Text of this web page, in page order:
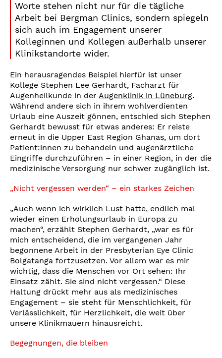
Worte stehen nicht nur für die tägliche
Arbeit bei Bergman Clinics, sondern spiegeln
sich auch im Engagement unserer
Kolleginnen und Kollegen außerhalb unserer
Klinikstandorte wider.
Ein herausragendes Beispiel hierfür ist unser
Kollege Stephen Lee Gerhardt, Facharzt für
Augenheilkunde in der Augenklinik in Lüneburg.
Während andere sich in ihrem wohlverdienten
Urlaub eine Auszeit gönnen, entschied sich Stephen
Gerhardt bewusst für etwas anderes: Er reiste
erneut in die Upper East Region Ghanas, um dort
Patient:innen zu behandeln und augenärztliche
Eingriffe durchzuführen – in einer Region, in der die
medizinische Versorgung nur schwer zugänglich ist.
„Nicht vergessen werden“ – ein starkes Zeichen
„Auch wenn ich wirklich Lust hatte, endlich mal
wieder einen Erholungsurlaub in Europa zu
machen“, erzählt Stephen Gerhardt, „war es für
mich entscheidend, die im vergangenen Jahr
begonnene Arbeit in der Presbyterian Eye Clinic
Bolgatanga fortzusetzen. Vor allem war es mir
wichtig, dass die Menschen vor Ort sehen: Ihr
Einsatz zählt. Sie sind nicht vergessen.“ Diese
Haltung drückt mehr aus als medizinisches
Engagement – sie steht für Menschlichkeit, für
Verlässlichkeit, für Herzlichkeit, die weit über
unsere Klinikmauern hinausreicht.
Begegnungen, die bleiben